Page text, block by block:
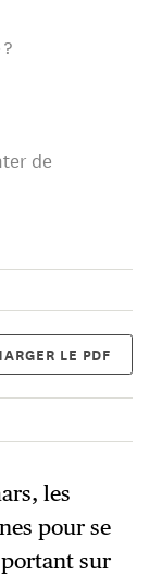
de
LE PDF
les
pour se
sur